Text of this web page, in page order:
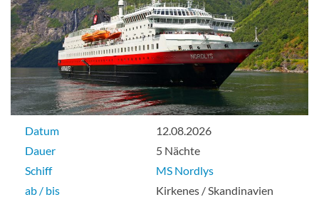
Datum
12.08.2026
Dauer
5 Nächte
Schiff
MS Nordlys
ab / bis
Kirkenes / Skandinavien